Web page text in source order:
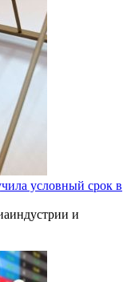
условный срок в
и